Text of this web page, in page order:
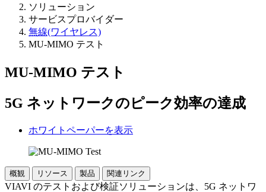
ソリューション
サービスプロバイダー
無線(ワイヤレス)
MU-MIMO テスト
MU-MIMO テスト
5G ネットワークのピーク効率の達成
ホワイトペーパーを表示
概観 リソース 製品 関連リンク
VIAVI のテストおよび検証ソリューションは、5G ネットワ